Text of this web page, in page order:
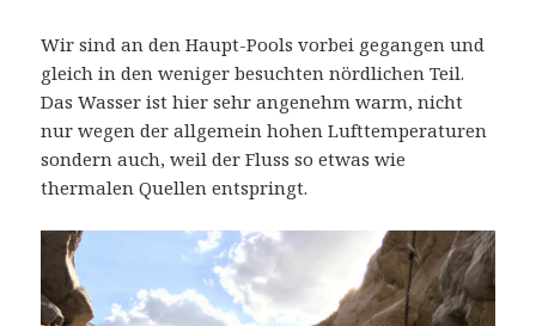
Wir sind an den Haupt-Pools vorbei gegangen und
gleich in den weniger besuchten nördlichen Teil.
Das Wasser ist hier sehr angenehm warm, nicht
nur wegen der allgemein hohen Lufttemperaturen
sondern auch, weil der Fluss so etwas wie
thermalen Quellen entspringt.